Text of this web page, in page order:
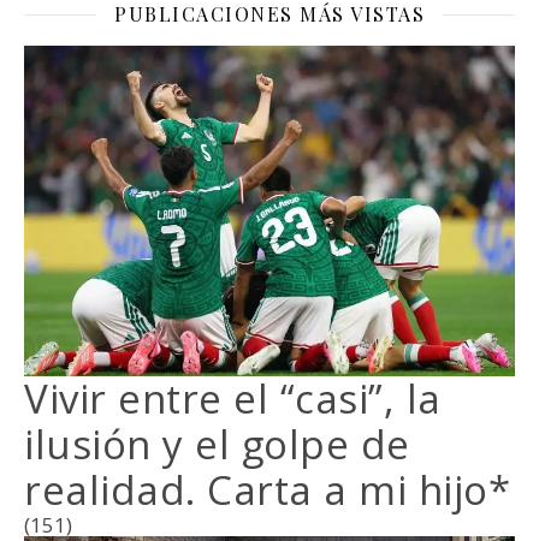
PUBLICACIONES MÁS VISTAS
Vivir entre el “casi”, la
ilusión y el golpe de
realidad. Carta a mi hijo*
(151)